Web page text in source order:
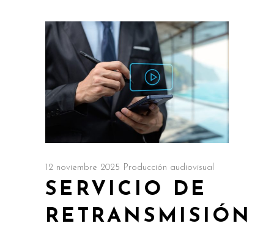
12 noviembre 2025 Producción audiovisual
SERVICIO DE
RETRANSMISIÓN